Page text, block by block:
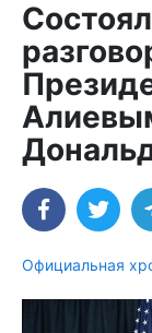
Официальная